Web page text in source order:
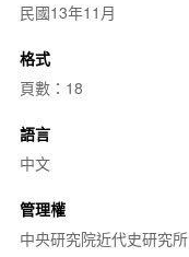
民國13年11月
格式
頁數：18
語言
中文
管理權
中央研究院近代史研究所